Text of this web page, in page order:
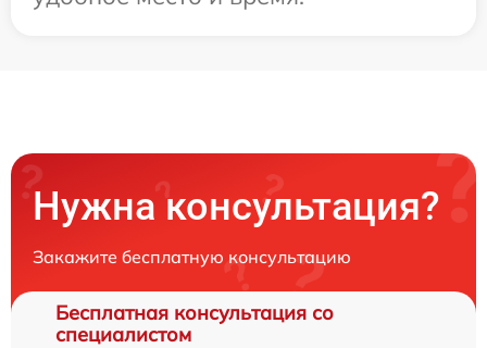
Нужна консультация?
Закажите бесплатную консультацию
Бесплатная консультация со
специалистом